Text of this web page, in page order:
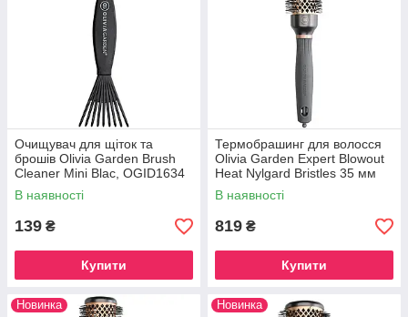
Очищувач для щіток та
брошів Olivia Garden Brush
Cleaner Mini Blac, OGID1634
В наявності
139 ₴
Купити
Термобрашинг для волосся
Olivia Garden Expert Blowout
Heat Nylgard Bristles 35 мм
(OGID2179)
В наявності
819 ₴
Купити
Новинка Новинка